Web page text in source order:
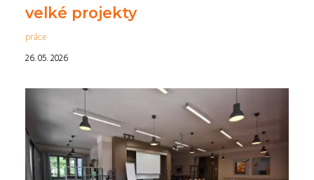
velké projekty
práce
26. 05. 2026